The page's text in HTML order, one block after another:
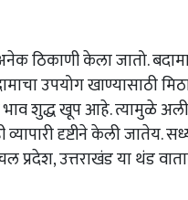
ठिकाणी केला जातो.
उपयोग खाण्यासाठी
भाव शुद्ध खूप आहे. त्यामुळे
दृष्टीने केली जातेय.
प्रदेश, उत्तराखंड या थंड